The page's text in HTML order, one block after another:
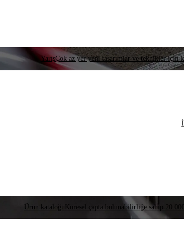
YarışÇok az yer yeni tasarımlar ve teknikler için
Ürün kataloğu Küresel çapta bulunabilirliğe sahip